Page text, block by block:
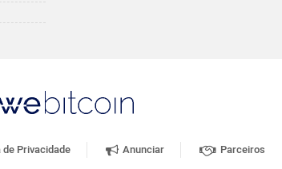
de Privacidade Anunciar Parceiros